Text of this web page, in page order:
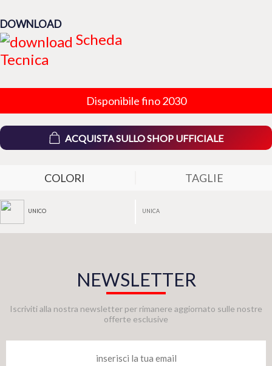
DOWNLOAD
Scheda
Tecnica
Disponibile fino 2030
ACQUISTA SULLO SHOP UFFICIALE
COLORI TAGLIE
UNICO UNICA
NEWSLETTER
Iscriviti alla nostra newsletter per rimanere aggiornato sulle nostre
offerte esclusive